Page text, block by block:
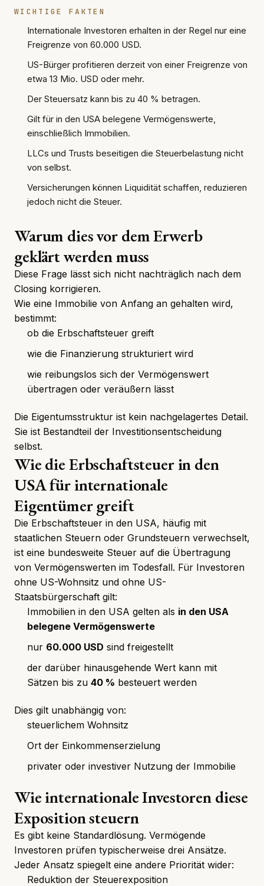
WICHTIGE FAKTEN
Internationale Investoren erhalten in der Regel nur eine
Freigrenze von 60.000 USD.
US-Bürger profitieren derzeit von einer Freigrenze von
etwa 13 Mio. USD oder mehr.
Der Steuersatz kann bis zu 40 % betragen.
Gilt für in den USA belegene Vermögenswerte,
einschließlich Immobilien.
LLCs und Trusts beseitigen die Steuerbelastung nicht
von selbst.
Versicherungen können Liquidität schaffen, reduzieren
jedoch nicht die Steuer.
Warum dies vor dem Erwerb
geklärt werden muss
Diese Frage lässt sich nicht nachträglich nach dem
Closing korrigieren.
Wie eine Immobilie von Anfang an gehalten wird,
bestimmt:
ob die Erbschaftsteuer greift
wie die Finanzierung strukturiert wird
wie reibungslos sich der Vermögenswert
übertragen oder veräußern lässt
Die Eigentumsstruktur ist kein nachgelagertes Detail.
Sie ist Bestandteil der Investitionsentscheidung
selbst.
Wie die Erbschaftsteuer in den
USA für internationale
Eigentümer greift
Die Erbschaftsteuer in den USA, häufig mit
staatlichen Steuern oder Grundsteuern verwechselt,
ist eine bundesweite Steuer auf die Übertragung
von Vermögenswerten im Todesfall. Für Investoren
ohne US-Wohnsitz und ohne US-
Staatsbürgerschaft gilt:
Immobilien in den USA gelten als in den USA
belegene Vermögenswerte
nur 60.000 USD sind freigestellt
der darüber hinausgehende Wert kann mit
Sätzen bis zu 40 % besteuert werden
Dies gilt unabhängig von:
steuerlichem Wohnsitz
Ort der Einkommenserzielung
privater oder investiver Nutzung der Immobilie
Wie internationale Investoren diese
Exposition steuern
Es gibt keine Standardlösung. Vermögende
Investoren prüfen typischerweise drei Ansätze.
Jeder Ansatz spiegelt eine andere Priorität wider:
Reduktion der Steuerexposition